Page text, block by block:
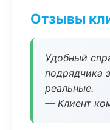
Отзывы
Удобный
подрядчика
реальные.
— Клиент